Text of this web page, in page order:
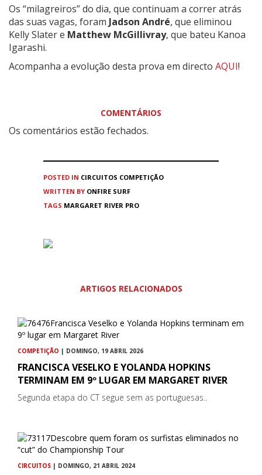
Os “milagreiros” do dia, que continuam a correr atrás
das suas vagas, foram Jadson André, que eliminou
Kelly Slater e Matthew McGillivray, que bateu Kanoa
Igarashi.
Acompanha a evolução desta prova em directo AQUI!
COMENTÁRIOS
Os comentários estão fechados.
POSTED IN CIRCUITOS COMPETIÇÃO
WRITTEN BY ONFIRE SURF
TAGS MARGARET RIVER PRO
ARTIGOS RELACIONADOS
COMPETIÇÃO | DOMINGO, 19 ABRIL 2026
FRANCISCA VESELKO E YOLANDA HOPKINS
TERMINAM EM 9º LUGAR EM MARGARET RIVER
Segunda etapa do CT segue sem as portuguesas..
CIRCUITOS | DOMINGO, 21 ABRIL 2024